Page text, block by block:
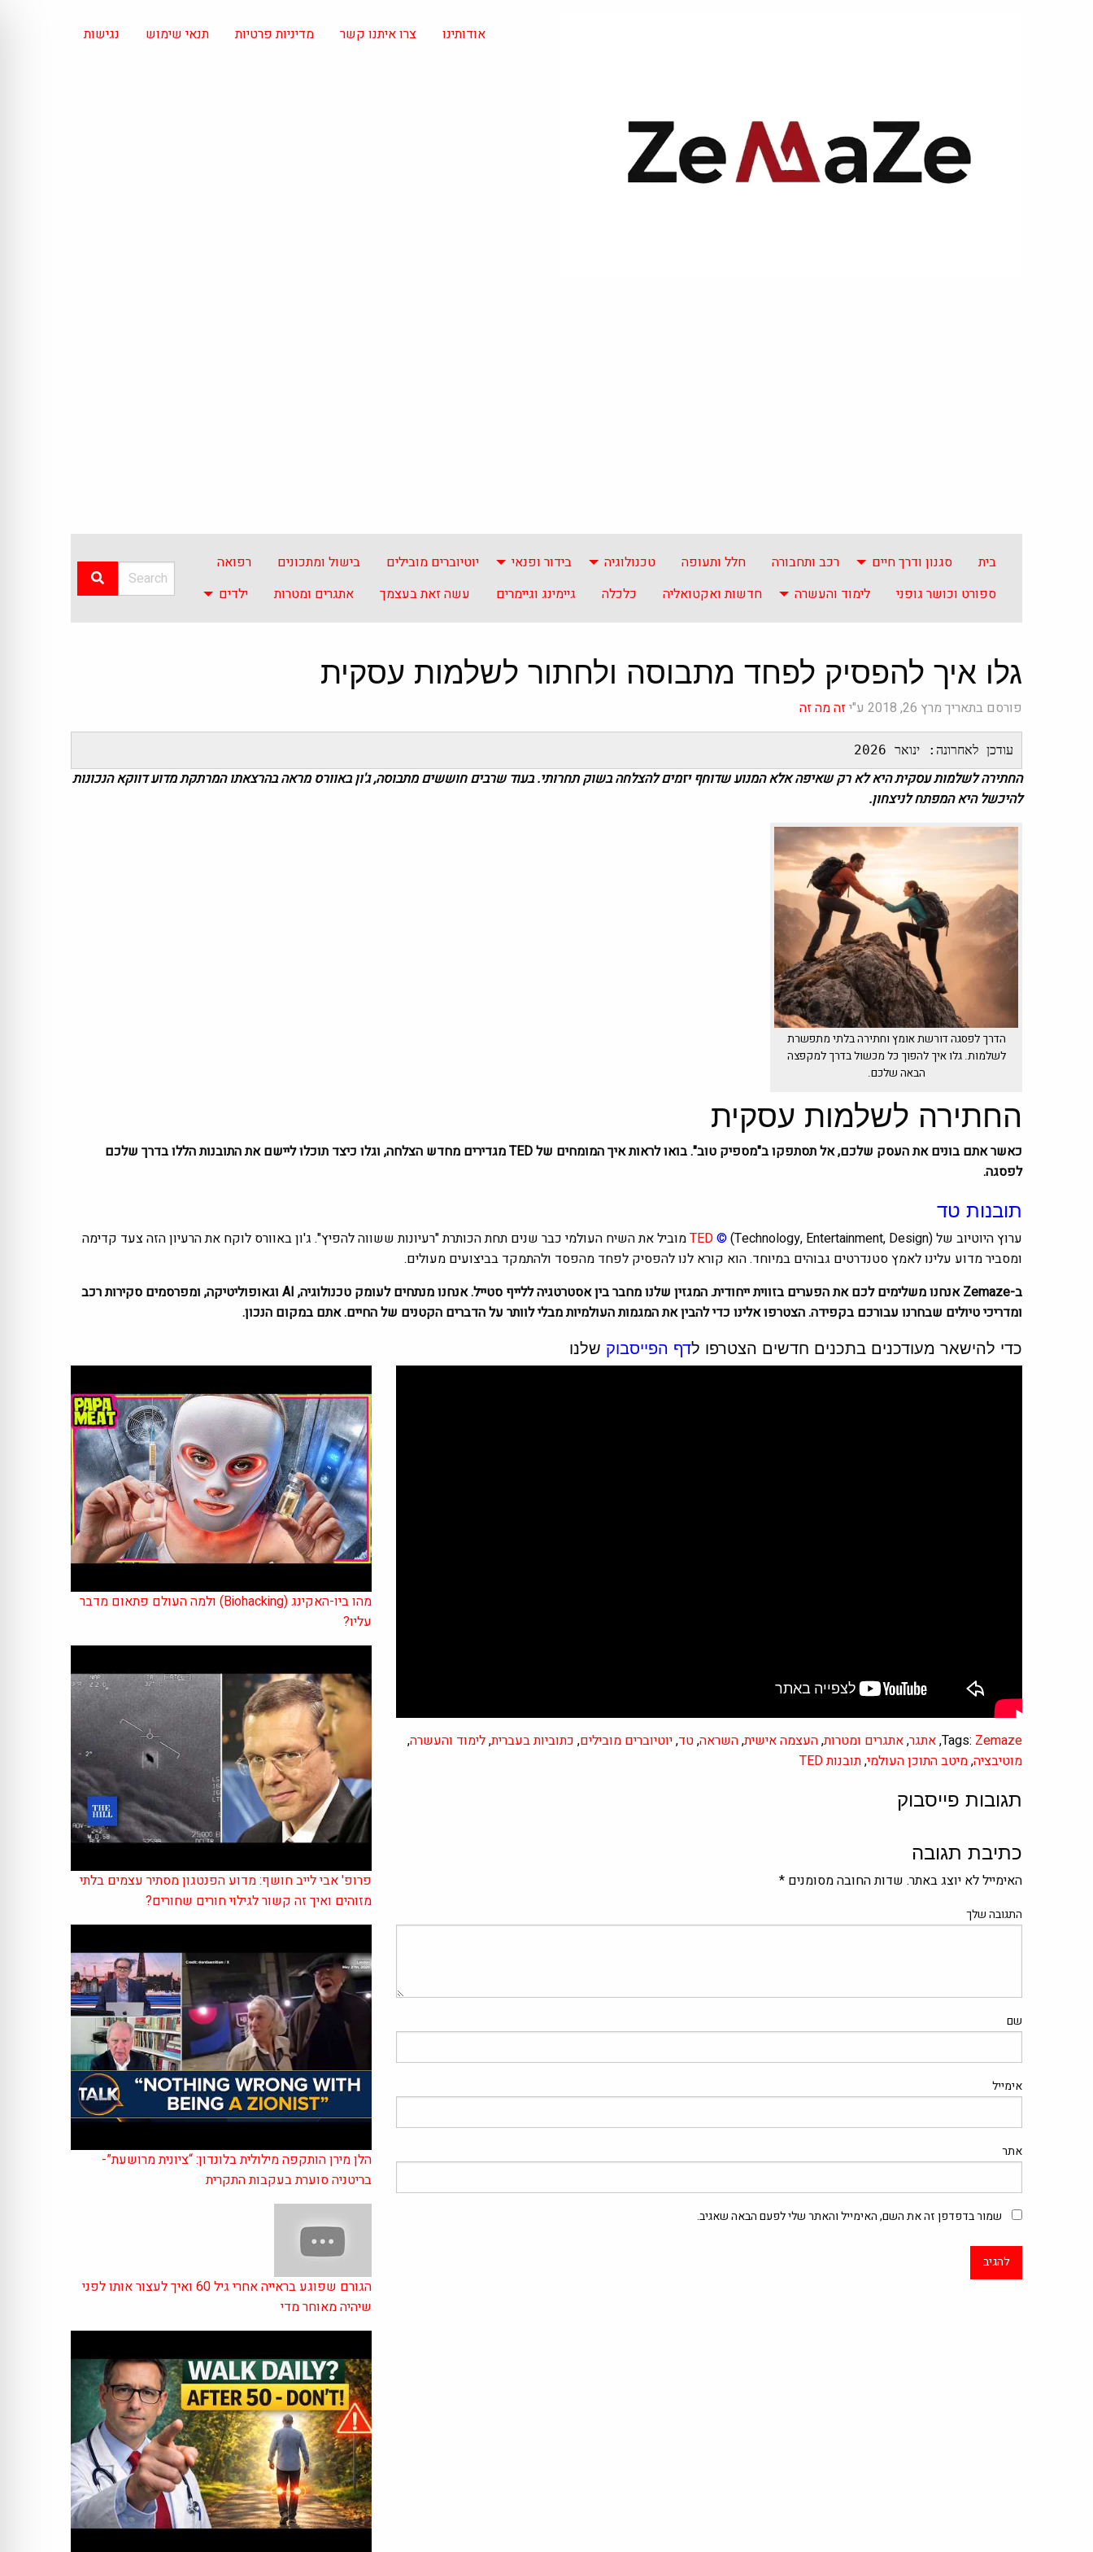
אודותינו צרו איתנו קשר מדיניות פרטיות תנאי שימוש נגישות
בית סגנון ודרך חיים רכב ותחבורה חלל ותעופה טכנולוגיה בידור ופנאי יוטיוברים מובילים בישול ומתכונים
רפואה
ספורט וכושר גופני
לימוד והעשרה חדשות ואקטואליה כלכלה גיימינג וגיימרים עשה זאת בעצמך אתגרים ומטרות ילדים
גלו איך להפסיק לפחד מתבוסה ולחתור לשלמות עסקית
פורסם בתאריך מרץ 26, 2018 ע"י זה מה זה
עודכן לאחרונה: ינואר 2026
החתירה לשלמות עסקית היא לא רק שאיפה אלא המנוע שדוחף יזמים להצלחה בשוק תחרותי. בעוד שרבים חוששים מתבוסה, ג'ון באוורס מראה בהרצאתו המרתקת מדוע דווקא הנכונות
להיכשל היא המפתח לניצחון.
הדרך לפסגה דורשת אומץ וחתירה בלתי מתפשרת
לשלמות. גלו איך להפוך כל מכשול בדרך למקפצה
הבאה שלכם.
החתירה לשלמות עסקית
כאשר אתם בונים את העסק שלכם, אל תסתפקו ב"מספיק טוב". בואו לראות איך המומחים של TED מגדירים מחדש הצלחה, וגלו כיצד תוכלו ליישם את התובנות הללו בדרך שלכם
לפסגה.
תובנות טד
ערוץ היוטיוב של TED©
(Technology, Entertainment, Design) מוביל את השיח העולמי כבר שנים תחת הכותרת "רעיונות ששווה להפיץ". ג'ון באוורס לוקח את הרעיון הזה צעד קדימה
ומסביר מדוע עלינו לאמץ סטנדרטים גבוהים במיוחד. הוא קורא לנו להפסיק לפחד מהפסד ולהתמקד בביצועים מעולים.
ב-Zemaze אנחנו משלימים לכם את הפערים בזווית ייחודית. המגזין שלנו מחבר בין אסטרטגיה ללייף סטייל. אנחנו מנתחים לעומק טכנולוגיה, AI וגאופוליטיקה, ומפרסמים סקירות רכב
ומדריכי טיולים שבחרנו עבורכם בקפידה. הצטרפו אלינו כדי להבין את המגמות העולמיות מבלי לוותר על הדברים הקטנים של החיים. אתם במקום הנכון.
כדי להישאר מעודכנים בתכנים חדשים הצטרפו לדף הפייסבוק שלנו
Tags: Zemaze
,אתגר,אתגרים ומטרות,העצמה אישית,השראה,טד,יוטיוברים מובילים, כתוביות בעברית,לימוד והעשרה,
מוטיבציה,מיטב התוכן העולמי,תובנות TED
תגובות פייסבוק
כתיבת תגובה
האימייל לא יוצג באתר. שדות החובה מסומנים *
התגובה שלך
שם
אימייל
אתר
שמור בדפדפן זה את השם, האימייל והאתר שלי לפעם הבאה שאגיב.
מהו ביו-האקינג (Biohacking) ולמה העולם פתאום מדבר
עליו?
פרופ' אבי לייב חושף: מדוע הפנטגון מסתיר עצמים בלתי
מזוהים ואיך זה קשור לגילוי חורים שחורים?
הלן מירן הותקפה מילולית בלונדון: “ציונית מרושעת”-
בריטניה סוערת בעקבות התקרית
הגורם שפוגע בראייה אחרי גיל 60 ואיך לעצור אותו לפני
שיהיה מאוחר מדי